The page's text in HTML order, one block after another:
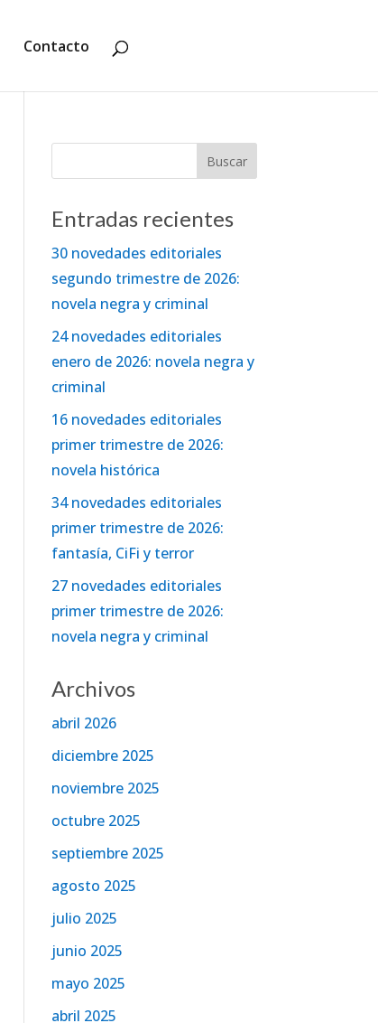
Contacto
Entradas recientes
30 novedades editoriales
segundo trimestre de 2026:
novela negra y criminal
24 novedades editoriales
enero de 2026: novela negra y
criminal
16 novedades editoriales
primer trimestre de 2026:
novela histórica
34 novedades editoriales
primer trimestre de 2026:
fantasía, CiFi y terror
27 novedades editoriales
primer trimestre de 2026:
novela negra y criminal
Archivos
abril 2026
diciembre 2025
noviembre 2025
octubre 2025
septiembre 2025
agosto 2025
julio 2025
junio 2025
mayo 2025
abril 2025